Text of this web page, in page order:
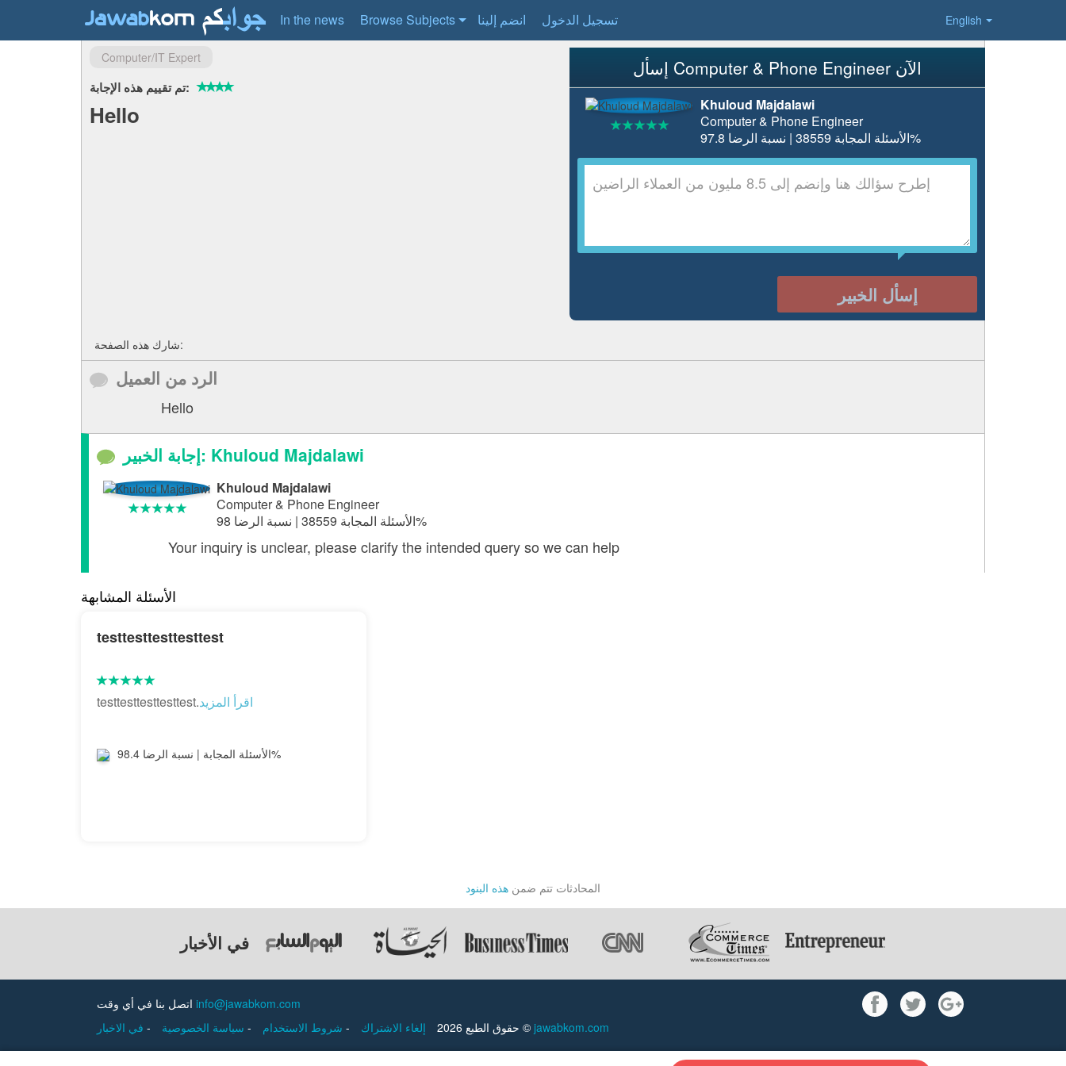
English
In the news Browse Subjects انضم إلينا تسجيل الدخول
إسأل Computer & Phone Engineer الآن
Khuloud Majdalawi
Computer & Phone Engineer
الأسئلة المجابة 38559 | نسبة الرضا 97.8%
إسأل الخبير
Computer/IT Expert
تم تقييم هذه الإجابة:
Hello
شارك هذه الصفحة:
الرد من العميل
Hello
إجابة الخبير: Khuloud Majdalawi
Khuloud Majdalawi
Computer & Phone Engineer
الأسئلة المجابة 38559 | نسبة الرضا 98%
Your inquiry is unclear, please clarify the intended query so we can help
الأسئلة المشابهة
testtesttesttesttest
testtesttesttesttest.اقرأ المزيد
الأسئلة المجابة | نسبة الرضا 98.4%
المحادثات تتم ضمن هذه البنود
في الأخبار
info@jawabkom.com
- - - إلغاء الاشتراك حقوق الطبع 2026 © jawabkom.com